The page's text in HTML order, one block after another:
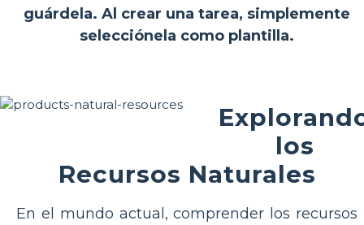
guárdela. Al crear una tarea, simplemente
selecciónela como plantilla.
los
Recursos Naturales
En el mundo actual, comprender los recursos